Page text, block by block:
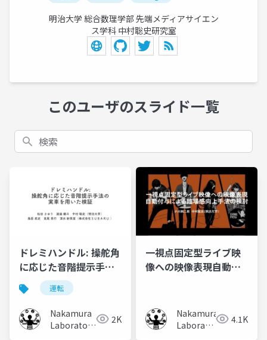
明治大学 総合数理学部 先端メディアサイエン
ス学科 中村聡史研究室
このユーザのスライド一覧
検索
ドレミハンドル: 操舵角
に応じた音階提示手法
の実車を用いた検証
運転
Nakamura
Laboratory
2K
一視点固定型ライブ映
像への映像表現自動付
Nakamura
Laboratory
4.1K